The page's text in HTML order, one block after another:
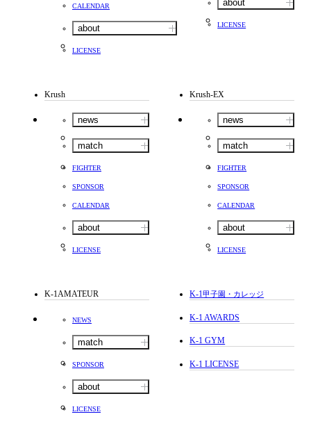
CALENDAR
about
LICENSE
about
LICENSE
Krush
news
match
FIGHTER
SPONSOR
CALENDAR
about
LICENSE
Krush-EX
news
match
FIGHTER
SPONSOR
CALENDAR
about
LICENSE
K-1AMATEUR
NEWS
match
SPONSOR
about
LICENSE
K-1甲子園・カレッジ
K-1 AWARDS
K-1 GYM
K-1 LICENSE